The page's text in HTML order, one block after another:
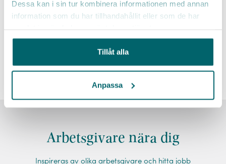
Dessa kan i sin tur kombinera informationen med annan
information som du har tillhandahållit eller som de har
Tillåt alla
Anpassa
arbetsgivare. Karriär- och utbildningsmöjligheter.
Arbetsgivare nära dig
Inspireras av olika arbetsgivare och hitta jobb